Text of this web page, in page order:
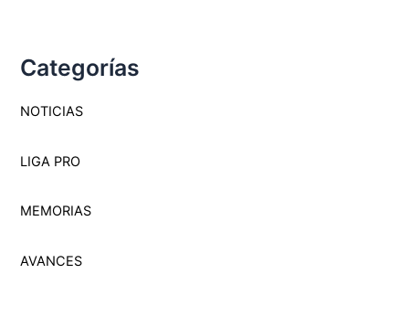
Categorías
NOTICIAS
LIGA PRO
MEMORIAS
AVANCES